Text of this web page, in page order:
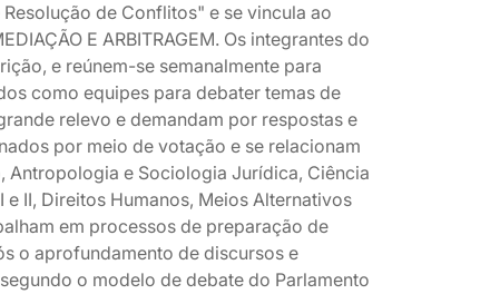
de Conflitos" e se vincula ao
E ARBITRAGEM. Os integrantes do
e reúnem-se semanalmente para
como equipes para debater temas de
relevo e demandam por respostas e
por meio de votação e se relacionam
Antropologia e Sociologia Jurídica, Ciência
II, Direitos Humanos, Meios Alternativos
em processos de preparação de
o aprofundamento de discursos e
o modelo de debate do Parlamento